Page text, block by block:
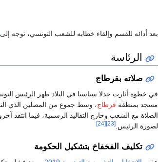
بعد أدائه للقسم وإلقاء خطابه للشعب التونسي، توجه إلى
الرئاسة
صلاته بقرطاج
في خطوة أثارت جدلا سياسيا في البلاد ظهر الرئيس
مسجد بمنطقة قرطاج، وسط جموع من المصلين الذي
الصلاة مع الشعب وخارج التقاليد الرسمية، فيما انتقد
لصورة الرئيس. [23]
[24]
تكليف الفخفاخ بتشكيل الحكومة